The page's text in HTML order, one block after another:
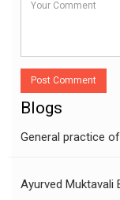
Post Comment
Blogs
General practice
Ayurved Muktavali